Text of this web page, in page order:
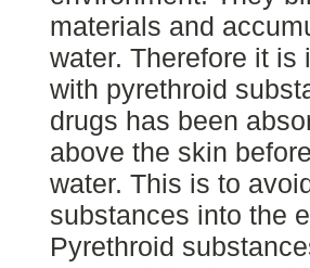
materials and
water. Therefore it is
with pyrethroid
drugs has been
above the skin
water. This is to
substances into the
Pyrethroid